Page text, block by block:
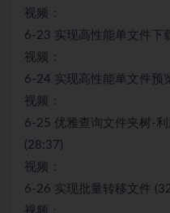
视频：
6-23 实现高性能单文件下
视频：
6-24 实现高性能单文件预
视频：
6-25 优雅查询文件夹树-
(28:37)
视频：
6-26 实现批量转移文件